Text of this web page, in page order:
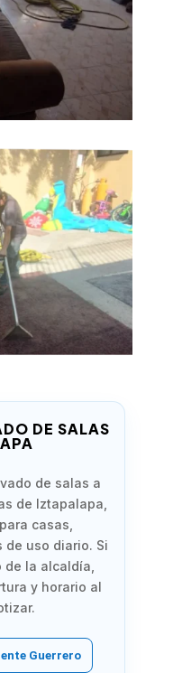
DE SALAS
de salas a
de Iztapalapa,
casas,
de uso diario. Si
la alcaldía,
y horario al
Guerrero